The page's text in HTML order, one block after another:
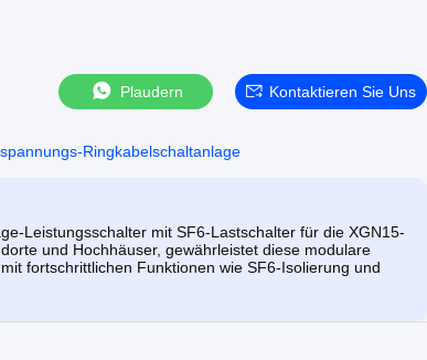
Plaudern Kontaktieren Sie Uns
Ringkabelschaltanlage
Leistungsschalter mit SF6-Lastschalter für die XGN15-
und Hochhäuser, gewährleistet diese modulare
fortschrittlichen Funktionen wie SF6-Isolierung und